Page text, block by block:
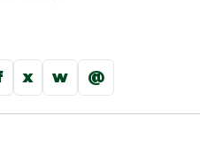
x w @